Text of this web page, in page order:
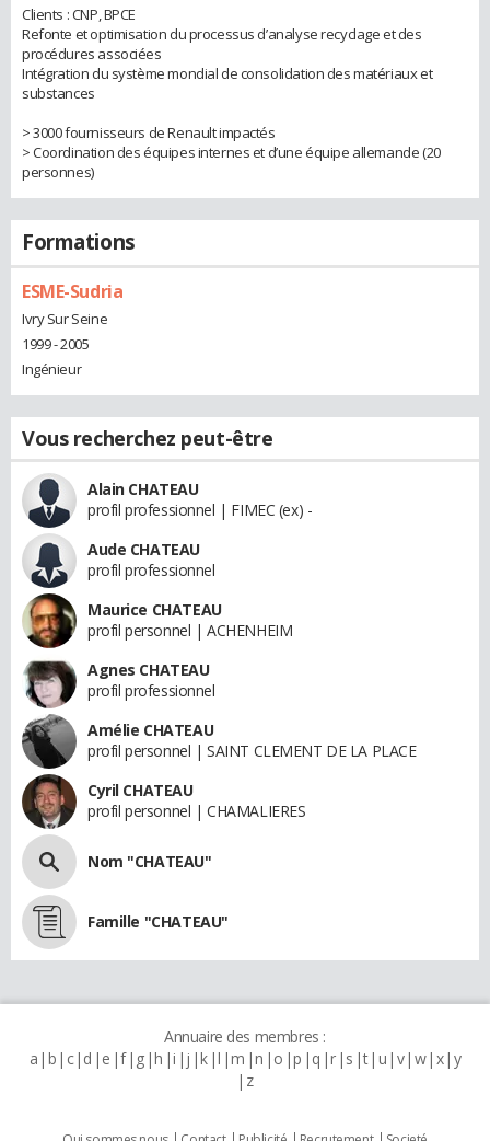
Clients : CNP, BPCE
Refonte et optimisation du processus d’analyse recyclage et des
procédures associées
Intégration du système mondial de consolidation des matériaux et
substances
> 3000 fournisseurs de Renault impactés
> Coordination des équipes internes et d’une équipe allemande (20
personnes)
Formations
ESME-Sudria
Ivry Sur Seine
1999 - 2005
Ingénieur
Vous recherchez peut-être
Alain CHATEAU
profil professionnel | FIMEC (ex) -
Aude CHATEAU
profil professionnel
Maurice CHATEAU
profil personnel | ACHENHEIM
Agnes CHATEAU
profil professionnel
Amélie CHATEAU
profil personnel | SAINT CLEMENT DE LA PLACE
Cyril CHATEAU
profil personnel | CHAMALIERES
Nom "CHATEAU"
Famille "CHATEAU"
Annuaire des membres :
a b c d e f g h i j k l m n o p q r s t u v w x y
z